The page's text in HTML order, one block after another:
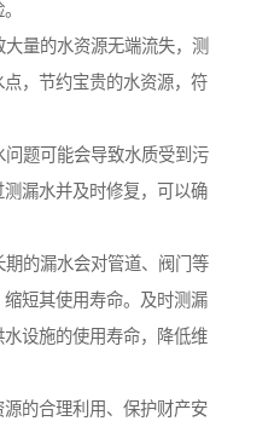
量的水资源无端流失，测
，节约宝贵的水资源，符
题可能会导致水质受到污
漏水并及时修复，可以确
的漏水会对管道、阀门等
短其使用寿命。及时测漏
设施的使用寿命，降低维
的合理利用、保护财产安